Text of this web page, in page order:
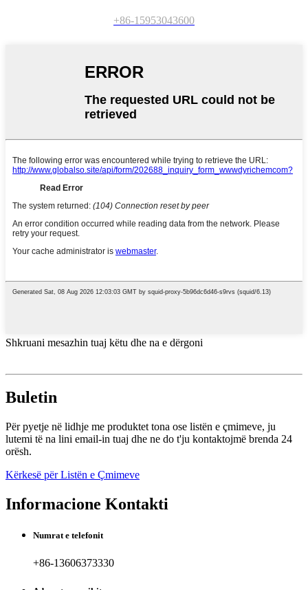
+86-15953043600
Shkruani mesazhin tuaj këtu dhe na e dërgoni
Buletin
Për pyetje në lidhje me produktet tona ose listën e çmimeve, ju
lutemi të na lini email-in tuaj dhe ne do t'ju kontaktojmë brenda 24
orësh.
Kërkesë për Listën e Çmimeve
Informacione Kontakti
Numrat e telefonit
+86-13606373330